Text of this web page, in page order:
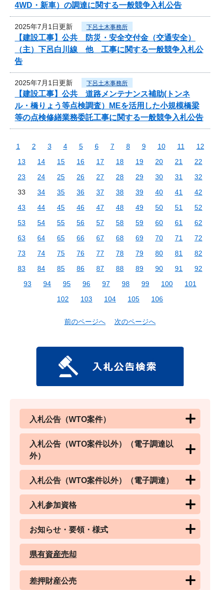
4WD・新車）の調達に関する一般競争入札公告
2025年7月1日更新 下呂土木事務所
【建設工事】公共 防災・安全交付金（交通安全）
（主）下呂白川線 他 工事に関する一般競争入札公
告
2025年7月1日更新 下呂土木事務所
【建設工事】公共 道路メンテナンス補助(トンネ
ル・橋りょう等点検調査）MEを活用した小規模橋梁
等の点検修繕業務委託工事に関する一般競争入札公告
1 2 3 4 5 6 7 8 9 10 11
12
13
14 15 16 17 18 19 20 21
22
23
24 25 26 27 28 29 30 31
32
33
34 35 36 37 38 39 40 41
42
43
44 45 46 47 48 49 50 51
52
53
54 55 56 57 58 59 60 61
62
63
64 65 66 67 68 69 70 71
72
73
74 75 76 77 78 79 80 81
82
83
84 85 86 87 88 89 90 91
92
93
94 95 96 97 98 99 100
101
102
103 104 105 106
前のページへ 次のページへ
入札公告（WTO案件）
入札公告（WTO案件以外）（電子調達以
外）
入札公告（WTO案件以外）（電子調達）
入札参加資格
お知らせ・要領・様式
県有資産売却
差押財産公売